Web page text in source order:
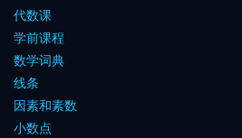
代数课
学前课程
数学词典
线条
因素和素数
小数点